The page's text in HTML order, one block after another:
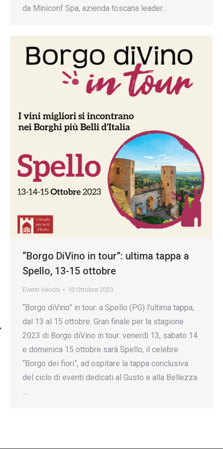
da Miniconf Spa, azienda toscana leader…
“Borgo DiVino in tour”: ultima tappa a
Spello, 13-15 ottobre
Eventi Vecchi 10 Ottobre 2023
“Borgo diVino” in tour: a Spello (PG) l’ultima tappa,
dal 13 al 15 ottobre. Gran finale per la stagione
2023 di Borgo diVino in tour: venerdì 13, sabato 14
e domenica 15 ottobre sarà Spello, il celebre
“Borgo dei fiori”, ad ospitare la tappa conclusiva
del ciclo di eventi dedicati al Gusto e alla Bellezza.
…